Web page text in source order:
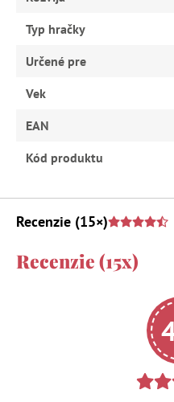
Typ hračky
Určené pre
Vek
EAN
Kód produktu
Recenzie (15×)
Recenzie (15x)